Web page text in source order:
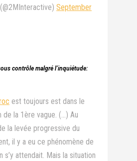
September
contrôle malgré l’inquiétude:
est toujours est dans le
de la 1ère vague. (…) Au
la levée progressive du
il y a eu ce phénomène de
s’y attendait. Mais la situation